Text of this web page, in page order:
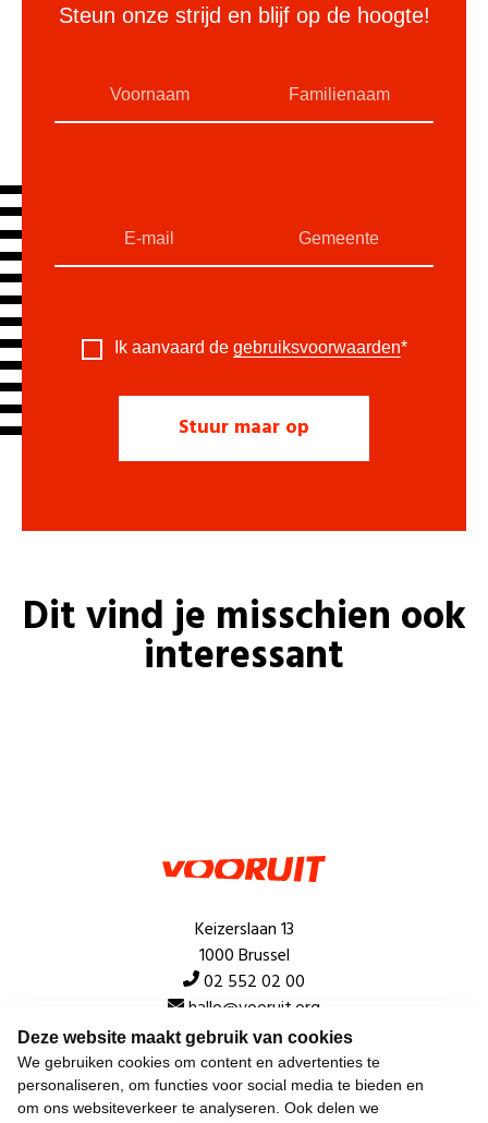
Deze website maakt gebruik van cookies
We gebruiken cookies om content en advertenties te
personaliseren, om functies voor social media te bieden en
om ons websiteverkeer te analyseren. Ook delen we
Steun onze strijd en blijf op de hoogte!
Ik aanvaard de gebruiksvoorwaarden*
Dit vind je misschien ook
interessant
Keizerslaan 13
1000 Brussel
02 552 02 00
hallo@vooruit.org
Snel